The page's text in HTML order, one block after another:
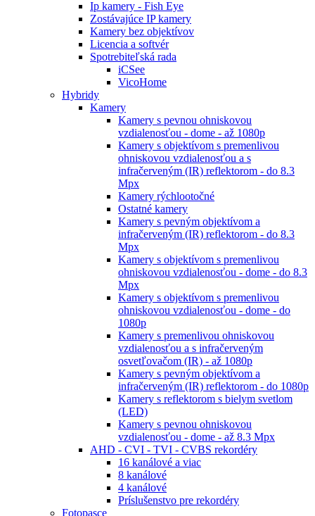
Ip kamery - Fish Eye
Zostávajúce IP kamery
Kamery bez objektívov
Licencia a softvér
Spotrebiteľská rada
iCSee
VicoHome
Hybridy
Kamery
Kamery s pevnou ohniskovou
vzdialenosťou - dome - až 1080p
Kamery s objektívom s premenlivou
ohniskovou vzdialenosťou a s
infračerveným (IR) reflektorom - do 8.3
Mpx
Kamery rýchlootočné
Ostatné kamery
Kamery s pevným objektívom a
infračerveným (IR) reflektorom - do 8.3
Mpx
Kamery s objektívom s premenlivou
ohniskovou vzdialenosťou - dome - do 8.3
Mpx
Kamery s objektívom s premenlivou
ohniskovou vzdialenosťou - dome - do
1080p
Kamery s premenlivou ohniskovou
vzdialenosťou a s infračerveným
osvetľovačom (IR) - až 1080p
Kamery s pevným objektívom a
infračerveným (IR) reflektorom - do 1080p
Kamery s reflektorom s bielym svetlom
(LED)
Kamery s pevnou ohniskovou
vzdialenosťou - dome - až 8.3 Mpx
AHD - CVI - TVI - CVBS rekordéry
16 kanálové a viac
8 kanálové
4 kanálové
Príslušenstvo pre rekordéry
Fotopasce